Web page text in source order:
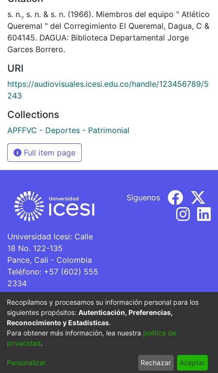
s. n., s. n. & s. n. (1966). Miembros del equipo " Atlético
Queremal " del Corregimiento El Queremal, Dagua, C &
604145. DAGUA: Biblioteca Departamental Jorge
Garces Borrero.
URI
https://audiovisuales.icesi.edu.co/handle/123456789/5
243
Collections
APFFVC - Deportes - Patrimonial
Full item page
Universidad Icesi: Calle
18 No. 122-135
Pance, Cali - Colombia
Teléfono: +57 (602) 555
2334
ventanillaunica@icesi.edu.co
Síguenos
La Universidad Icesi es una Institución de Educación
Superior que se encuentra sujeta a inspección y vigilancia
por parte del Ministerio de Educación Nacional.
Cookie
End User
Agreement
Send
Feedback
Recopilamos y procesamos su información personal para los
siguientes propósitos: Autenticación, Preferencias,
Reconocimiento y Estadísticas.
Para obtener más información, lea nuestra política de
privacidad.
Personalizar Rechazar Aceptar